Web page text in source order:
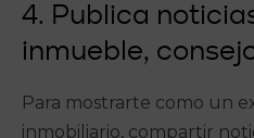
4. Publica
inmueble,
Para mostrarte como un
inmobiliario, compartir